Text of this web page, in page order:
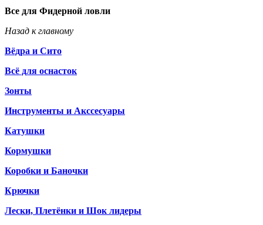
Все для Фидерной ловли
Назад к главному
Вёдра и Сито
Всё для оснасток
Зонты
Инструменты и Акссесуары
Катушки
Кормушки
Коробки и Баночки
Крючки
Лески, Плетёнки и Шок лидеры